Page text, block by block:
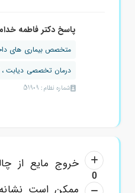
پاسخ دکتر فاطمه
متخصص بیماری های
شماره نظام: 51909
0
خروج مایع از
ممکن است